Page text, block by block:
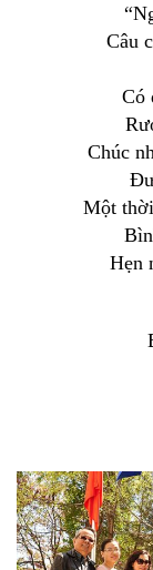
Câu
Có
Chúc
Một
Hẹn